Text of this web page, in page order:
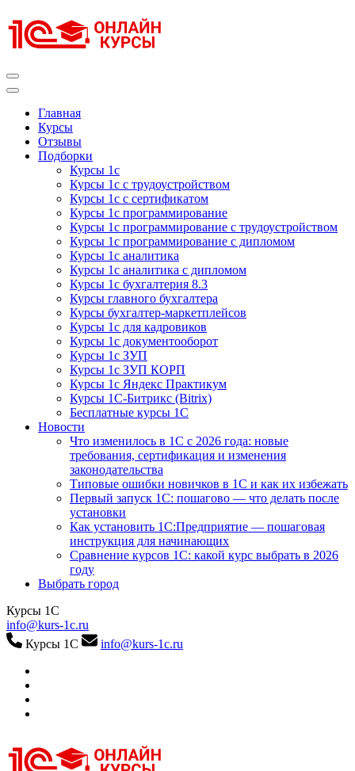
к
содержимому
Главная
Курсы
Отзывы
Подборки
Курсы 1с
Курсы 1с с трудоустройством
Курсы 1с с сертификатом
Курсы 1с программирование
Курсы 1с программирование с трудоустройством
Курсы 1с программирование с дипломом
Курсы 1с аналитика
Курсы 1с аналитика с дипломом
Курсы 1с бухгалтерия 8.3
Курсы главного бухгалтера
Курсы бухгалтер-маркетплейсов
Курсы 1с для кадровиков
Курсы 1с документооборот
Курсы 1с ЗУП
Курсы 1с ЗУП КОРП
Курсы 1с Яндекс Практикум
Курсы 1С-Битрикс (Bitrix)
Бесплатные курсы 1С
Новости
Что изменилось в 1С с 2026 года: новые
требования, сертификация и изменения
законодательства
Типовые ошибки новичков в 1С и как их избежать
Первый запуск 1С: пошагово — что делать после
установки
Как установить 1С:Предприятие — пошаговая
инструкция для начинающих
Сравнение курсов 1С: какой курс выбрать в 2026
году
Выбрать город
Курсы 1С
info@kurs-1c.ru
Курсы 1С
info@kurs-1c.ru